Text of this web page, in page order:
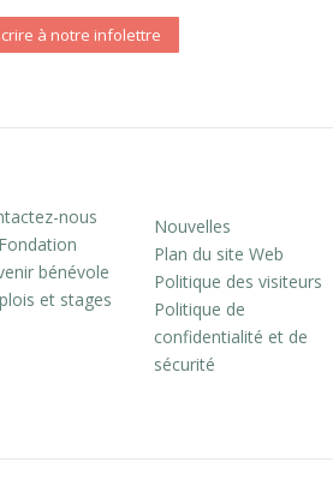
à notre infolettre
nous
bénévole
et stages
Nouvelles
Plan du site Web
Politique des visiteurs
Politique de
confidentialité et de
sécurité